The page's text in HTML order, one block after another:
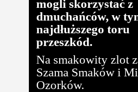
mogli skorzystać z
dmuchańców, w
najdłuższego toru
przeszkód.
Na smakowity zlot
Szama Smaków i
Ozorków.